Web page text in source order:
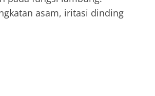
asam, iritasi dinding